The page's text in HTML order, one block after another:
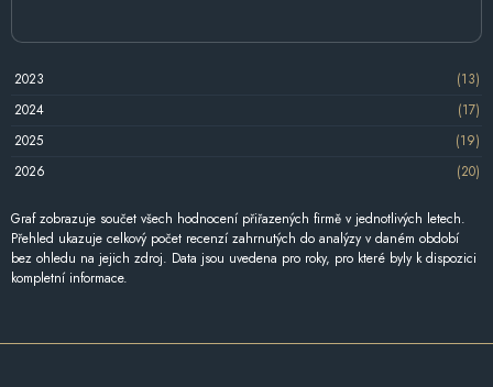
2023
(13)
2024
(17)
2025
(19)
2026
(20)
Graf zobrazuje součet všech hodnocení přiřazených firmě v jednotlivých letech.
Přehled ukazuje celkový počet recenzí zahrnutých do analýzy v daném období
bez ohledu na jejich zdroj. Data jsou uvedena pro roky, pro které byly k dispozici
kompletní informace.